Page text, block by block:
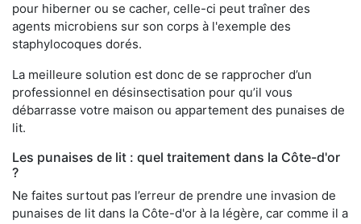
pour hiberner ou se cacher, celle-ci peut traîner des
agents microbiens sur son corps à l'exemple des
staphylocoques dorés.
La meilleure solution est donc de se rapprocher d’un
professionnel en désinsectisation pour qu’il vous
débarrasse votre maison ou appartement des punaises de
lit.
Les punaises de lit : quel traitement dans la Côte-d'or
?
Ne faites surtout pas l’erreur de prendre une invasion de
punaises de lit dans la Côte-d'or à la légère, car comme il a